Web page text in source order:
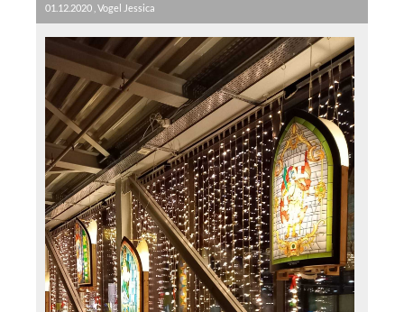
01.12.2020 , Vogel Jessica